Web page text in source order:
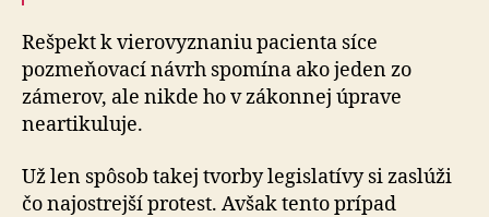
Rešpekt k vierovyznaniu pacienta síce
pozmeňovací návrh spomína ako jeden zo
zámerov, ale nikde ho v zákonnej úprave
neartikuluje.
Už len spôsob takej tvorby legislatívy si zaslúži
čo najostrejší protest. Avšak tento prípad